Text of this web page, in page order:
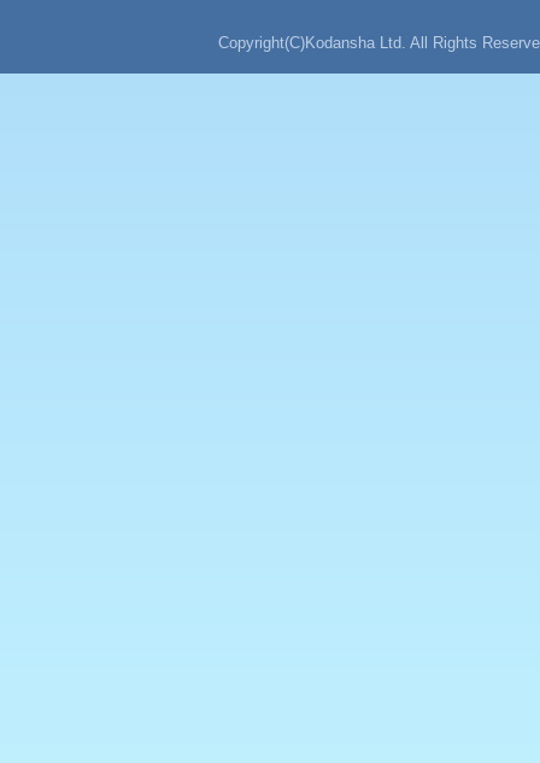
Copyright(C)Kodansha Ltd. All Rights